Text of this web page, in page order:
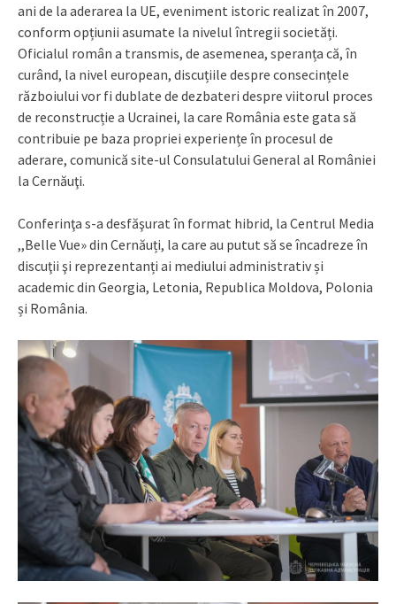
ani de la aderarea la UE, eveniment istoric realizat în 2007,
conform opțiunii asumate la nivelul întregii societăți.
Oficialul român a transmis, de asemenea, speranța că, în
curând, la nivel european, discuțiile despre consecințele
războiului vor fi dublate de dezbateri despre viitorul proces
de reconstrucție a Ucrainei, la care România este gata să
contribuie pe baza propriei experiențe în procesul de
aderare, comunică site-ul Consulatului General al României
la Cernăuţi.
Conferinţa s-a desfăşurat în format hibrid, la Centrul Media
,,Belle Vue» din Cernăuți, la care au putut să se încadreze în
discuţii şi reprezentanți ai mediului administrativ și
academic din Georgia, Letonia, Republica Moldova, Polonia
și România.